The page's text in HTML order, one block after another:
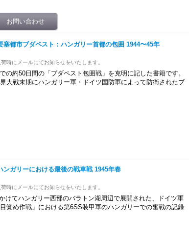
都市ブダペスト：ハンガリー首都の包囲 1944〜45年
時にメールにてお知らせをいたします。
の約50日間の「ブダペスト包囲戦」を克明に記した書籍です。
大戦末期にハンガリー軍・ドイツ国防軍によって防衛されたブ
ガリーにおける最後の戦車戦 1945年春
時にメールにてお知らせをいたします。
けてハンガリー西部のバラトン湖周辺で展開された、ドイツ軍
覚め作戦」における第6SS装甲軍のハンガリーでの奮戦の記録